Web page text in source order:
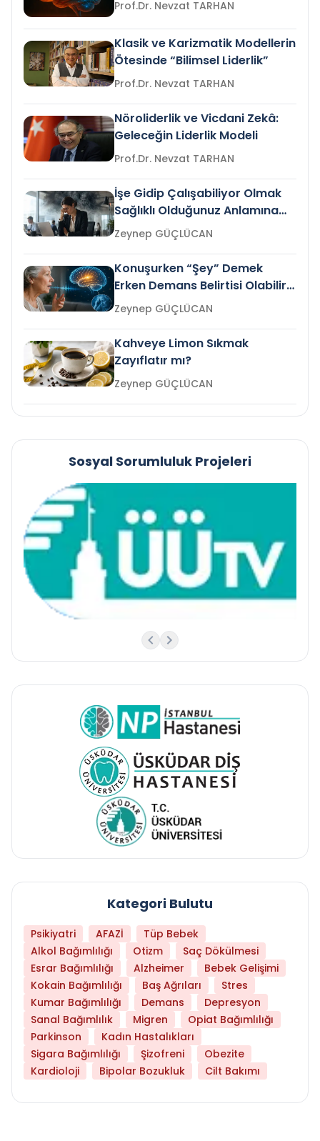
Prof.Dr. Nevzat TARHAN
Klasik ve Karizmatik Modellerin
Ötesinde “Bilimsel Liderlik”
Prof.Dr. Nevzat TARHAN
Nöroliderlik ve Vicdani Zekâ:
Geleceğin Liderlik Modeli
Prof.Dr. Nevzat TARHAN
İşe Gidip Çalışabiliyor Olmak
Sağlıklı Olduğunuz Anlamına
Gelir mi?Zeynep GÜÇLÜCAN
Konuşurken “Şey” Demek
Erken Demans Belirtisi Olabilir
mi?
Zeynep GÜÇLÜCAN
Kahveye Limon Sıkmak
Zayıflatır mı?
Zeynep GÜÇLÜCAN
Sosyal Sorumluluk Projeleri
Kategori Bulutu
Psikiyatri AFAZİ
Tüp Bebek
Alkol Bağımlılığı
Otizm
Saç Dökülmesi
Esrar Bağımlılığı
Alzheimer
Bebek Gelişimi
Kokain Bağımlılığı
Baş Ağrıları
Stres
Kumar Bağımlılığı
Demans
Depresyon
Sanal Bağımlılık
Migren
Opiat Bağımlılığı
Parkinson
Kadın Hastalıkları
Sigara Bağımlılığı
Şizofreni
Obezite
Kardioloji
Bipolar Bozukluk Cilt Bakımı